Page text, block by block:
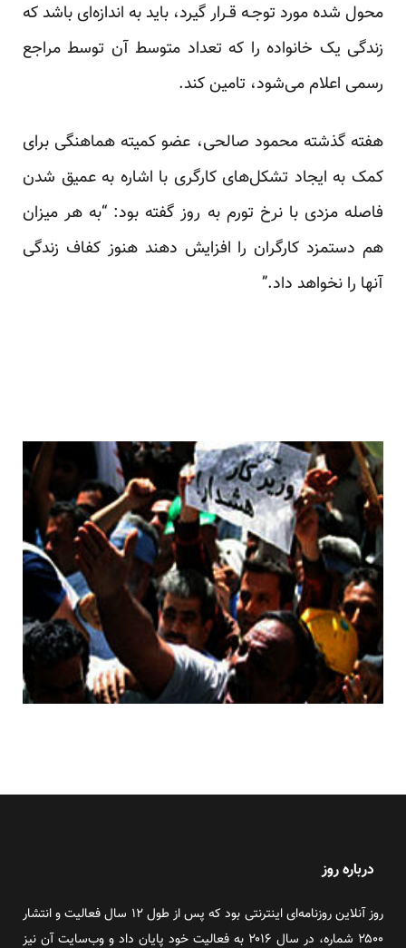
محول شده مورد توجـه قـرار گیرد، باید به اندازه‌ای باشد که
زندگی یک خانواده را که تعداد متوسط آن توسط مراجع
رسمی اعلام می‌شود، تامین کند.
هفته گذشته محمود صالحی، عضو کمیته هماهنگی برای
کمک به ایجاد تشکل‌های کارگری با اشاره به عمیق شدن
فاصله مزدی با نرخ تورم به روزگفته بود: “به هر میزان
هم دستمزد کارگران را افزایش دهند هنوز کفاف زندگی
آنها را نخواهد داد.”
درباره روز
روز آنلاین روزنامه‌ای اینترنتی بود که پس از طول ۱۲ سال فعالیت و انتشار
۲۵۰۰ شماره، در سال ۲۰۱۶ به فعالیت خود پایان داد و وب‌سایت آن نیز